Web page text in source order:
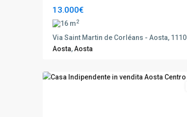
13.000€
16 m2
Via Saint Martin de Corléans - Aosta,
Aosta,Aosta
Aosta,